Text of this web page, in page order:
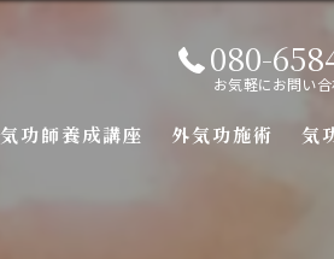
080-
お気軽にお問い
気功師養成講座 外気功施術 気